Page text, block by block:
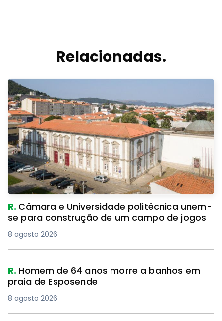
Relacionadas.
R. Câmara e Universidade politécnica unem-
se para construção de um campo de jogos
8 agosto 2026
R. Homem de 64 anos morre a banhos em
praia de Esposende
8 agosto 2026